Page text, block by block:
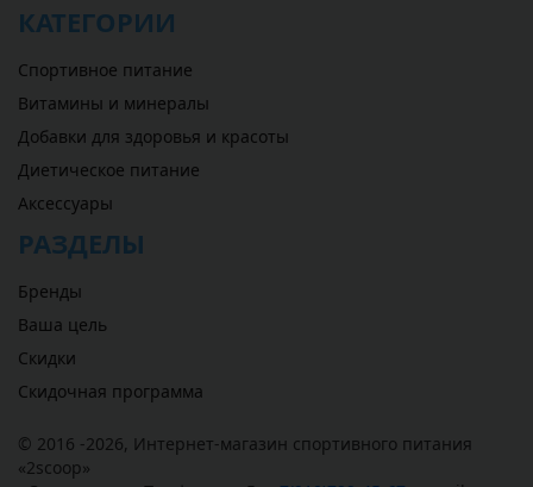
КАТЕГОРИИ
Спортивное питание
Витамины и минералы
Добавки для здоровья и красоты
Диетическое питание
Аксессуары
РАЗДЕЛЫ
Бренды
Ваша цель
Скидки
Скидочная программа
© 2016 -2026, Интернет-магазин спортивного питания
«2scoop»